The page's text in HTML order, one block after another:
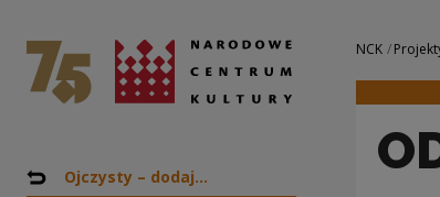
ODWROTNY
National Centre for Culture Poland
Nawigacja
Back to: Projekty
Ojczysty – dodaj...
Navigation
NCK